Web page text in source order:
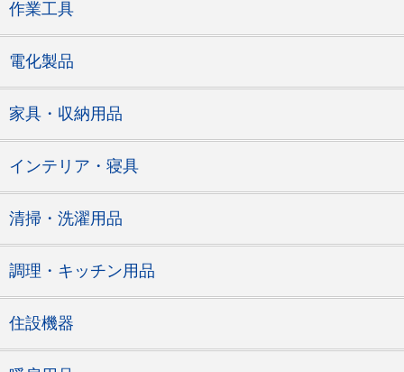
作業工具
電化製品
家具・収納用品
インテリア・寝具
清掃・洗濯用品
調理・キッチン用品
住設機器